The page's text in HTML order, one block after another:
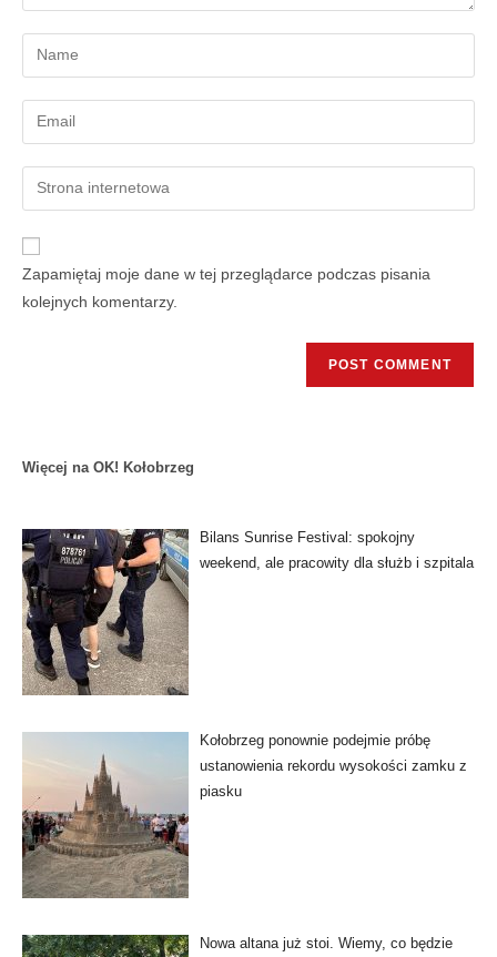
Zapamiętaj moje dane w tej przeglądarce podczas pisania
kolejnych komentarzy.
Więcej na OK! Kołobrzeg
Bilans Sunrise Festival: spokojny
weekend, ale pracowity dla służb i szpitala
Kołobrzeg ponownie podejmie próbę
ustanowienia rekordu wysokości zamku z
piasku
Nowa altana już stoi. Wiemy, co będzie